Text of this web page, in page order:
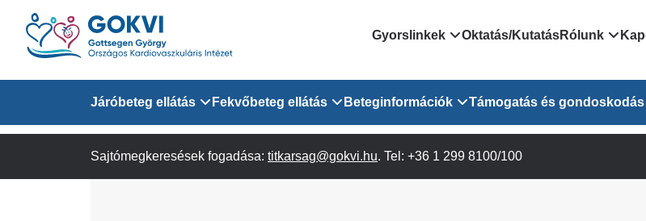
Ugrás
tartalomra
menu
for
Gyorslinkek
Országos Online Várólista
EESZT - Egészségablak
Oktatás/KutatásRólunk
Domain
menu
Járóbeteg ellátás
Járóbeteg Információk
Fekvőbeteg ellátás
Felnőtt Kardiológiai Osztály
Beteginformációk
Orvosaink
Támogatás és gondoskodás
Pszichológusok
Sajtómegkeresések fogadása: titkarsag@gokvi.hu. Tel: +36 1 299 8100/100